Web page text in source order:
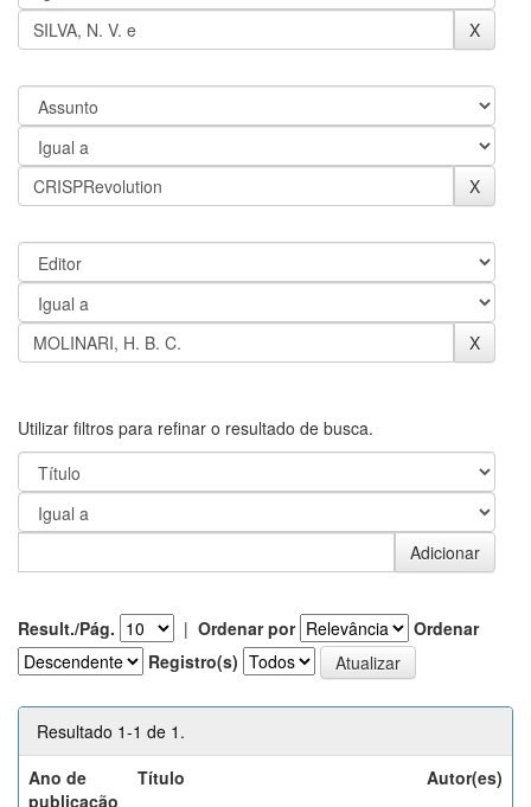
Utilizar filtros para refinar o resultado de busca.
Result./Pág. | Ordenar por
Ordenar
Registro(s)
Resultado 1-1 de 1.
Ano de
publicação
Título Autor(es)